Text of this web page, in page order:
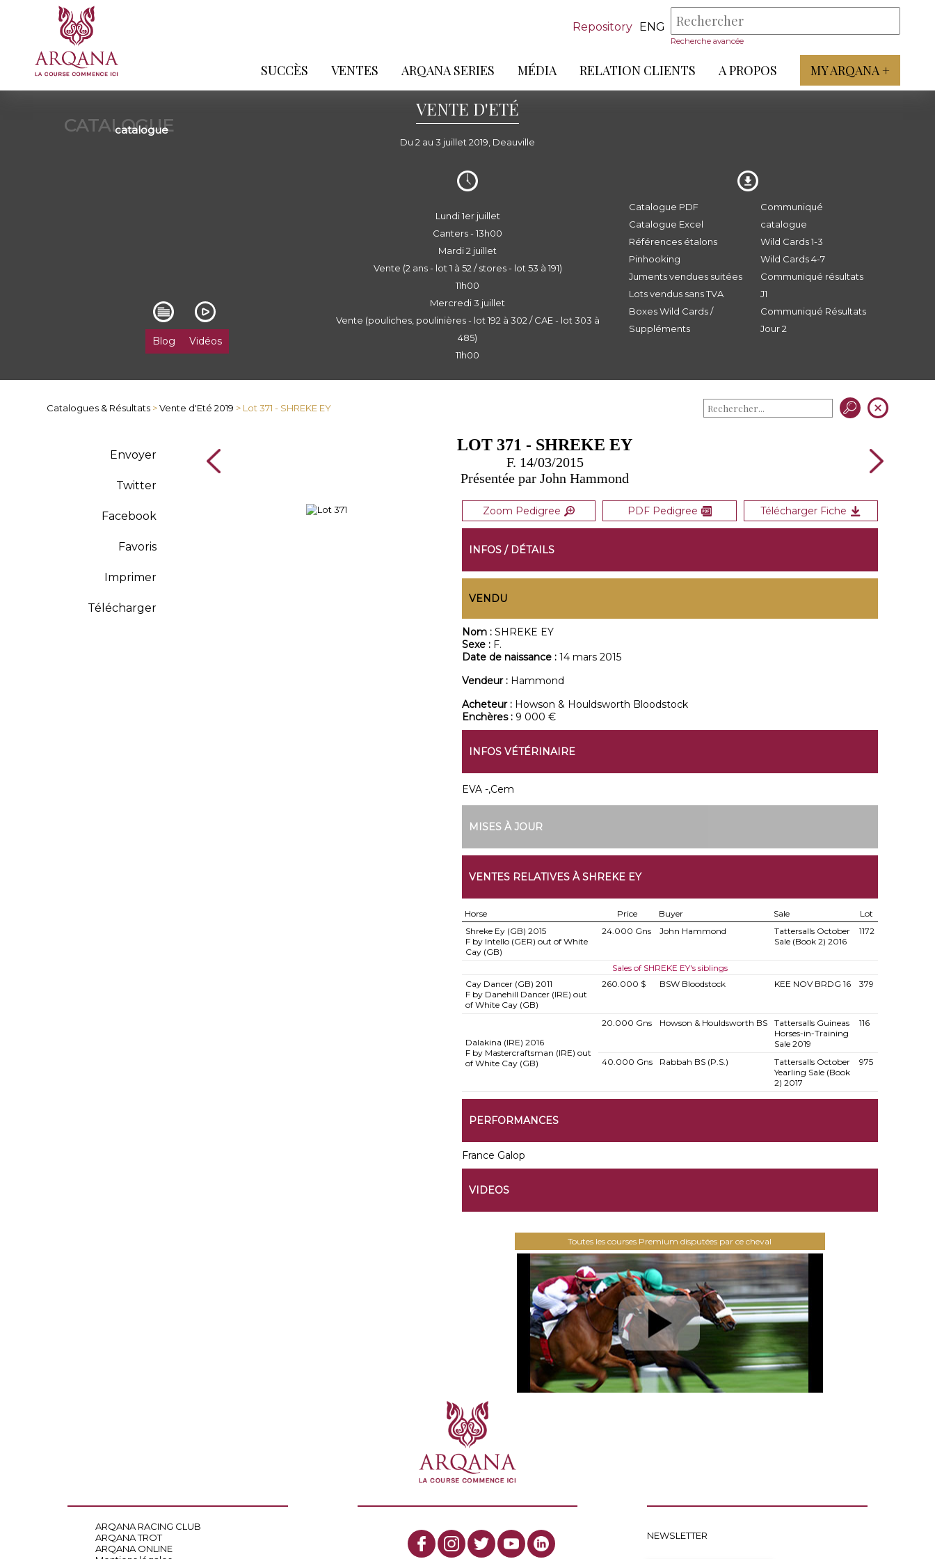
Repository ENG
Recherche avancée
SUCCÈS VENTES ARQANA SERIES MÉDIA RELATION CLIENTS A PROPOS MY ARQANA +
CATALOGUE
catalogue
VENTE D'ETÉ
Du 2 au 3 juillet 2019, Deauville
Blog Vidéos
Lundi 1er juillet
Canters - 13h00
Mardi 2 juillet
Vente (2 ans - lot 1 à 52 / stores - lot 53 à 191)
11h00
Mercredi 3 juillet
Vente (pouliches, poulinières - lot 192 à 302 / CAE - lot 303 à
485)
11h00
Catalogue PDF
Catalogue Excel
Références étalons
Pinhooking
Juments vendues suitées
Lots vendus sans TVA
Boxes Wild Cards /
Suppléments
Communiqué
catalogue
Wild Cards 1-3
Wild Cards 4-7
Communiqué résultats
J1
Communiqué Résultats
Jour 2
Catalogues & Résultats >Vente d'Eté 2019 > Lot 371 - SHREKE EY
Envoyer
Twitter
Facebook
Favoris
Imprimer
Télécharger
LOT 371 - SHREKE EY
F. 14/03/2015
Présentée par John Hammond
Zoom Pedigree PDF Pedigree Télécharger Fiche
INFOS / DÉTAILS
VENDU
Nom : SHREKE EY
Sexe : F.
Date de naissance : 14 mars 2015
Vendeur : Hammond
Acheteur : Howson & Houldsworth Bloodstock
Enchères : 9 000 €
INFOS VÉTÉRINAIRE
EVA -,Cem
MISES À JOUR
VENTES RELATIVES À SHREKE EY
Horse Price Buyer Sale
Lot
Shreke Ey (GB) 2015
F by Intello (GER) out of White
Cay (GB)
24.000 Gns John Hammond
Tattersalls October
Sale (Book 2) 2016
1172
Sales of SHREKE EY's siblings
Cay Dancer (GB) 2011
F by Danehill Dancer (IRE) out
of White Cay (GB)
260.000 $ BSW Bloodstock KEE NOV BRDG 16 379
Dalakina (IRE) 2016
F by Mastercraftsman (IRE) out
of White Cay (GB)
20.000 Gns Howson & Houldsworth BS
Tattersalls Guineas
Horses-in-Training
Sale 2019
116
40.000 Gns Rabbah BS (P.S.)
Tattersalls October
Yearling Sale (Book
2) 2017
975
PERFORMANCES
France Galop
VIDEOS
Toutes les courses Premium disputées par ce cheval
ARQANA RACING CLUB
ARQANA TROT
ARQANA ONLINE
NEWSLETTER